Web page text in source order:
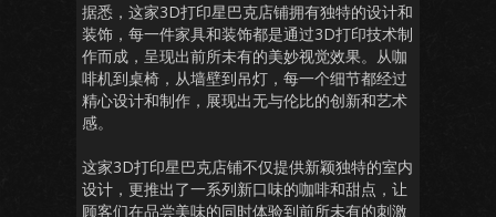
据悉，这家3D打印星巴克店铺拥有独特的设计和
装饰，每一件家具和装饰都是通过3D打印技术制
作而成，呈现出前所未有的美妙视觉效果。从咖
啡机到桌椅，从墙壁到吊灯，每一个细节都经过
精心设计和制作，展现出无与伦比的创新和艺术
感。
这家3D打印星巴克店铺不仅提供新颖独特的室内
设计，更推出了一系列新口味的咖啡和甜点，让
顾客们在品尝美味的同时体验到前所未有的刺激